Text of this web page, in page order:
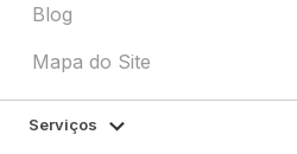
Blog
Mapa do Site
Serviços